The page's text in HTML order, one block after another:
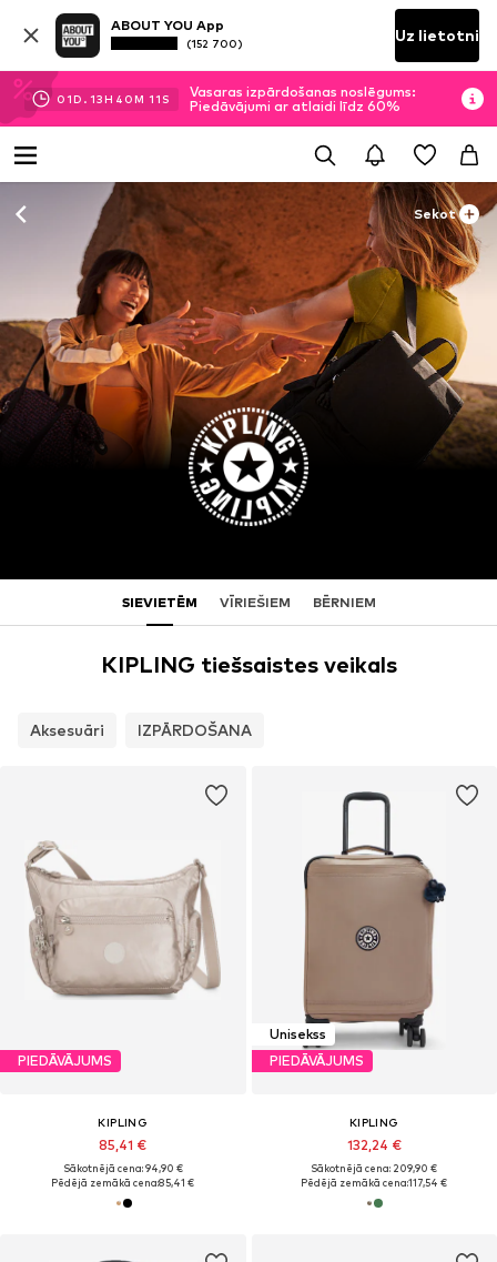
ABOUT YOU App
(152 700) Uz lietotni
01D. 13H 40M 09S
Vasaras izpārdošanas noslēgums:
Piedāvājumi ar atlaidi līdz 60%
Sekot
SIEVIETĒM VĪRIEŠIEM BĒRNIEM
KIPLING tiešsaistes veikals
Aksesuāri IZPĀRDOŠANA
PIEDĀVĀJUMS
KIPLING
85,41 €
Sākotnējā cena: 94,90 €
Pēdējā zemākā cena:85,41 €
Unisekss
PIEDĀVĀJUMS
KIPLING
132,24 €
Sākotnējā cena: 209,90 €
Pēdējā zemākā cena:117,54 €